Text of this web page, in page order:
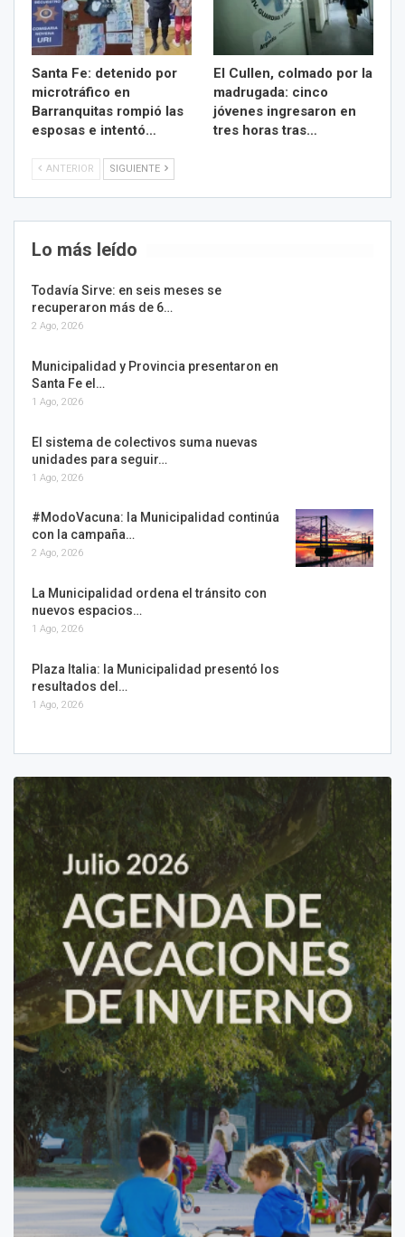
Santa Fe: detenido por
microtráfico en
Barranquitas rompió las
esposas e intentó…
El Cullen, colmado por la
madrugada: cinco
jóvenes ingresaron en
tres horas tras…
ANTERIOR SIGUIENTE
Lo más leído
Todavía Sirve: en seis meses se
recuperaron más de 6…
2 Ago, 2026
Municipalidad y Provincia presentaron en
Santa Fe el…
1 Ago, 2026
El sistema de colectivos suma nuevas
unidades para seguir…
1 Ago, 2026
#ModoVacuna: la Municipalidad continúa
con la campaña…
2 Ago, 2026
La Municipalidad ordena el tránsito con
nuevos espacios…
1 Ago, 2026
Plaza Italia: la Municipalidad presentó los
resultados del…
1 Ago, 2026